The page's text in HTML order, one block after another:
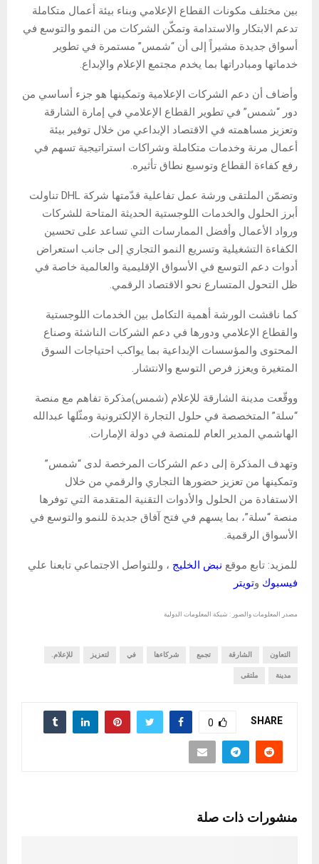
بين مختلف مكونات القطاع الإعلامي وبناء بيئة أعمال متكاملة
تدعم الابتكار والاستدامة وتمكّن الشركات من النمو والتوسع في
أسواق جديدة مشيراً إلى أن “شمس” مستمرة في تطوير
خدماتها ومبادراتها بما يخدم مجتمع الإعلام والإبداع.
وأضاف أن دعم الشركات الإعلامية وتمكينها هو جزء أساسي من
دور “شمس” في تطوير القطاع الإعلامي في إمارة الشارقة
وتعزيز مساهمته في الاقتصاد الإبداعي من خلال توفير بيئة
أعمال مرنة وخدمات متكاملة وشراكات استراتيجية تسهم في
رفع كفاءة القطاع وتوسيع نطاق تأثيره.
وتضمّن الملتقى ورشة عمل تفاعلية قدّمتها شركة DHL تناولت
أبرز الحلول والخدمات اللوجستية الحديثة المتاحة للشركات
ورواد الأعمال وأفضل الممارسات التي تساعد على تحسين
الكفاءة التشغيلية وتسريع النمو التجاري إلى جانب استعراض
أدوات دعم التوسع في الأسواق الإقليمية والعالمية خاصة في
ظل التحول المتسارع نحو الاقتصاد الرقمي.
كما ناقشت الورشة أهمية التكامل بين الخدمات اللوجستية
والقطاع الإعلامي ودورها في دعم الشركات الناشئة وصناع
المحتوى والمؤسسات الإبداعية بما يواكب احتياجات السوق
المتغيرة ويعزز فرص التوسع والانتشار.
ووقّعت مدينة الشارقة للإعلام (شمس)مذكرة تفاهم مع منصة
“سلة” المتخصصة في حلول التجارة الإلكترونية ومثّلها عبدالله
الهاشمي المدير العام للمنصة في دولة الإمارات.
وتهدف المذكرة إلى دعم الشركات المرخصة لدى “شمس”
وتمكينها من تعزيز حضورها التجاري والرقمي من خلال
الاستفادة من الحلول والأدوات التقنية المتقدمة التي توفرها
منصة “سلة”، بما يسهم في فتح آفاق جديدة للنمو والتوسع في
الأسواق الرقمية.
للمزيد: تابع موقع نبض الخليج ، وللتواصل الاجتماعي تابعنا علي
فيسبوك وتويتر
مصدر المعلومات والصور : شبكة المعلومات الدولية
التعاون الشارقة تجمع شركاءها في لتعزيز للإعلام.
مدينة ملتقى
SHARE
0
منشورات ذات صلة